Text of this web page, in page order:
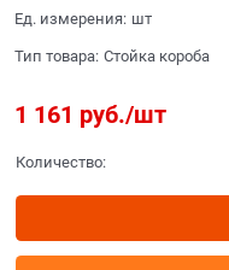
Ед. измерения: шт
Тип товара: Стойка короба
1 161 руб./шт
Количество: